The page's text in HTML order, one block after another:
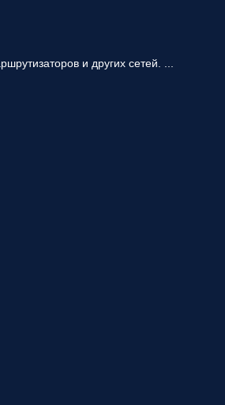
и других сетей. ...